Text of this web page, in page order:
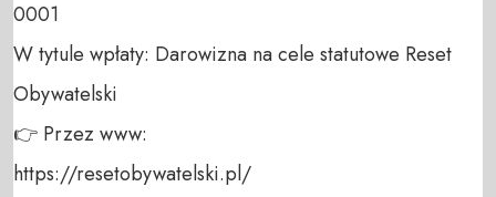
0001
W tytule wpłaty: Darowizna na cele statutowe Reset
Obywatelski
👉 Przez www:
https://resetobywatelski.pl/